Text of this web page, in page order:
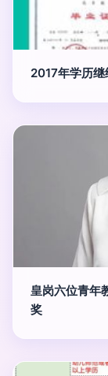
2017年学历
皇岗六位青年
奖